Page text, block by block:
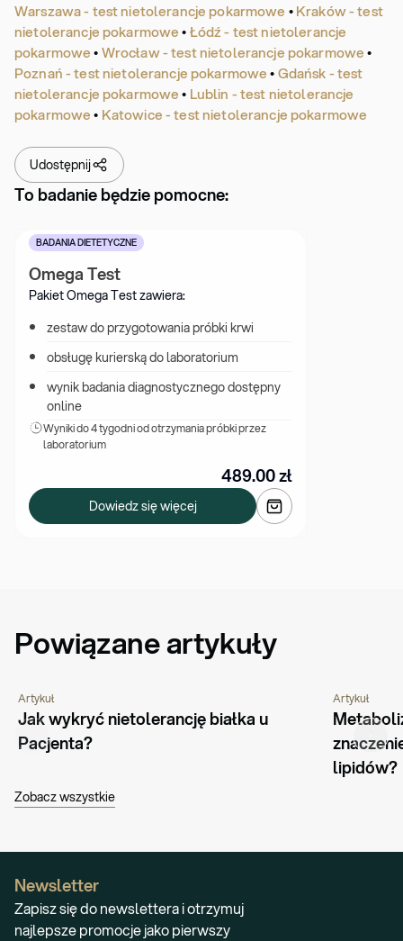
Warszawa - test nietolerancje pokarmowe •Kraków - test
nietolerancje pokarmowe•Łódź - test nietolerancje
pokarmowe•Wrocław - test nietolerancje pokarmowe•
Poznań - test nietolerancje pokarmowe•Gdańsk - test
nietolerancje pokarmowe• Lublin - test nietolerancje
pokarmowe• Katowice - test nietolerancje pokarmowe
Udostępnij
To badanie będzie pomocne:
BADANIA DIETETYCZNE
Omega Test
Pakiet Omega Test zawiera:
zestaw do przygotowania próbki krwi
obsługę kurierską do laboratorium
wynik badania diagnostycznego dostępny
online
Wyniki do 4 tygodni od otrzymania próbki przez
laboratorium
489.00zł
Dowiedz się więcej
Powiązane artykuły
CHOROBY I SCHORZENIA
Artykuł
Jak wykryć nietolerancję białka u
Pacjenta?
ŻYWIENIE
Artykuł
lipidów?
Zobacz wszystkie
Newsletter
Zapisz się do newslettera i otrzymuj
najlepsze promocje jako pierwszy